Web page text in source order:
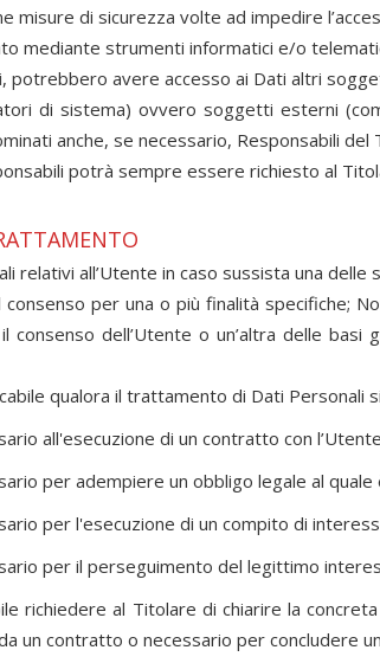
misure di sicurezza volte ad impedire
mediante strumenti informatici e/o
potrebbero avere accesso ai Dati altri
di sistema) ovvero soggetti esterni
anche, se necessario, Responsabili
potrà sempre essere richiesto al
relativi all’Utente in caso sussista una delle
consenso per una o più finalità specifiche;
consenso dell’Utente o un’altra delle
qualora il trattamento di Dati
all'esecuzione di un contratto con
per adempiere un obbligo legale al
per l'esecuzione di un compito di
per il perseguimento del legittimo
richiedere al Titolare di chiarire la
un contratto o necessario per concludere